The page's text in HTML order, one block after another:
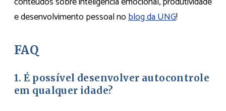
e desenvolvimento pessoal noblog da UNG!
FAQ
1. É possível desenvolver autocontrole
em qualquer idade?